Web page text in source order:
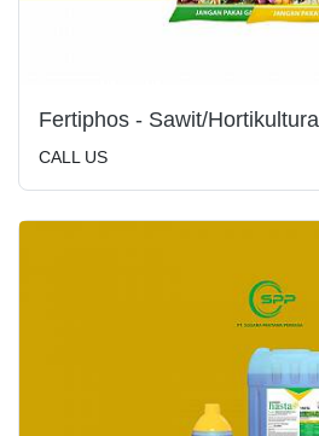
Fertiphos - Sawit/Hortikultura
CALL US